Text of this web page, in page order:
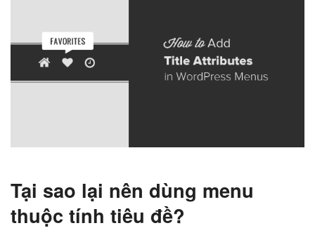
Tại sao lại nên dùng menu
thuộc tính tiêu đề?